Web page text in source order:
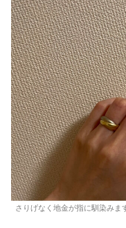
さりげなく地金が指に馴染み